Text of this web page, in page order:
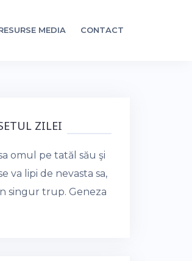
MEDIA CONTACT
ZILEI
omul pe tatăl său şi
va lipi de nevasta sa,
singur trup. Geneza